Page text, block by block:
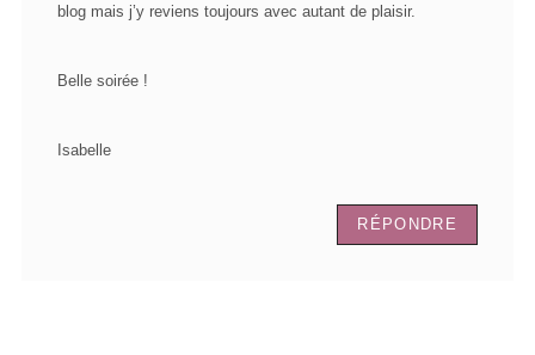
blog mais j’y reviens toujours avec autant de plaisir.
Belle soirée !
Isabelle
RÉPONDRE